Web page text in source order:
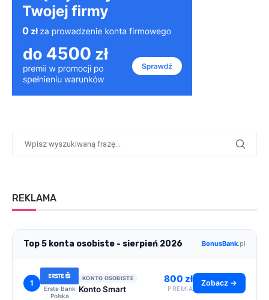
REKLAMA
Top 5 konta osobiste - sierpień 2026 BonusBank.pl
1
Erste Bank
Polska
KONTO OSOBISTE
Konto Smart
800 zł
PREMIA
Zobacz →